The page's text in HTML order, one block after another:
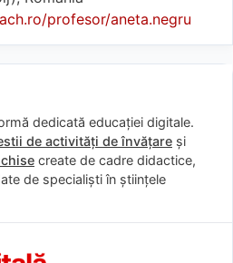
profesor/aneta.negru
dedicată educației digitale.
de activități de învățare și
create de cadre didactice,
de specialiști în științele